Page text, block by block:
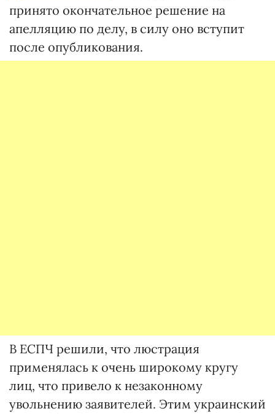
принято окончательное решение на
апелляцию по делу, в силу оно вступит
после опубликования.
В ЕСПЧ решили, что люстрация
применялась к очень широкому кругу
лиц, что привело к незаконному
увольнению заявителей. Этим украинский